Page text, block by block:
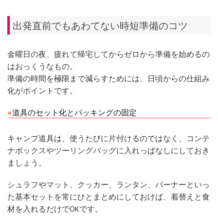
出発直前でもあわてない時短準備のコツ
金曜日の夜、疲れて帰宅してからゼロから準備を始めるの
はおっくうなもの。
準備の時間を極限まで減らすためには、日頃からの仕組み
化がポイントです。
道具のセット化とパッキングの固定
キャンプ道具は、使うたびに片付けるのではなく、コンテ
ナボックスやツーリングバッグに入れっぱなしにしておき
ましょう。
シュラフやマット、クッカー、ランタン、バーナーといっ
た基本セットを常にひとまとめにしておけば、着替えと食
材を入れるだけでOKです。